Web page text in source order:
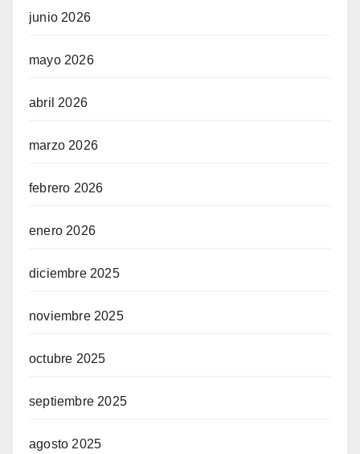
junio 2026
mayo 2026
abril 2026
marzo 2026
febrero 2026
enero 2026
diciembre 2025
noviembre 2025
octubre 2025
septiembre 2025
agosto 2025